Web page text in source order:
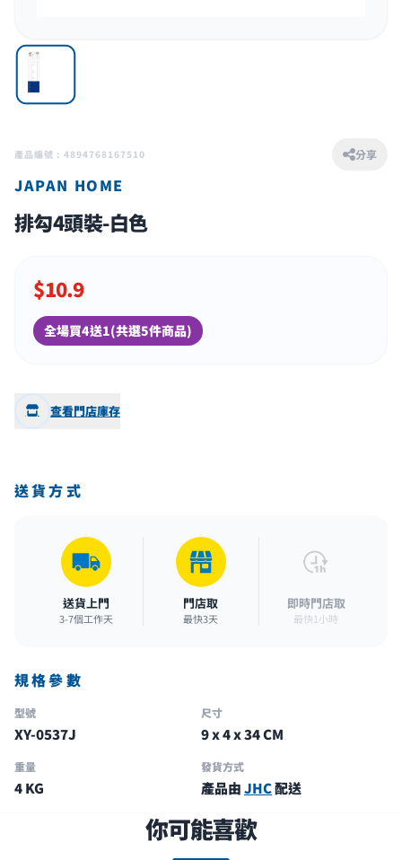
產品編號 : 4894768167510 分享
JAPAN HOME
排勾4頭裝-白色
$10.9
全場買4送1(共選5件商品)
查看門店庫存
送貨方式
送貨上門
3-7個工作天
門店取
最快3天
即時門店取
最快1小時
規格參數
型號
XY-0537J
尺寸
9 x 4 x 34 CM
重量
4 KG
發貨方式
產品由JHC配送
你可能喜歡